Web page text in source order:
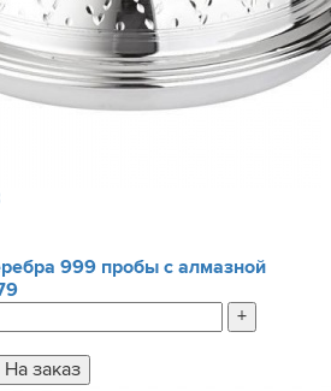
999 пробы с алмазной
+